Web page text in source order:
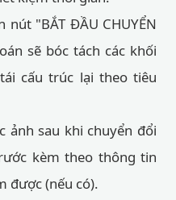
nút "BẮT ĐẦU CHUYỂN
sẽ bóc tách các khối
cấu trúc lại theo tiêu
ảnh sau khi chuyển đổi
kèm theo thông tin
được (nếu có).